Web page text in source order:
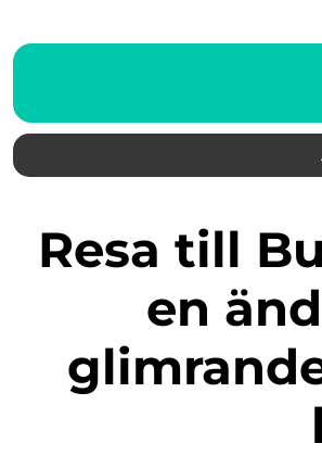
Resa till Bulgarien – Utforska
en